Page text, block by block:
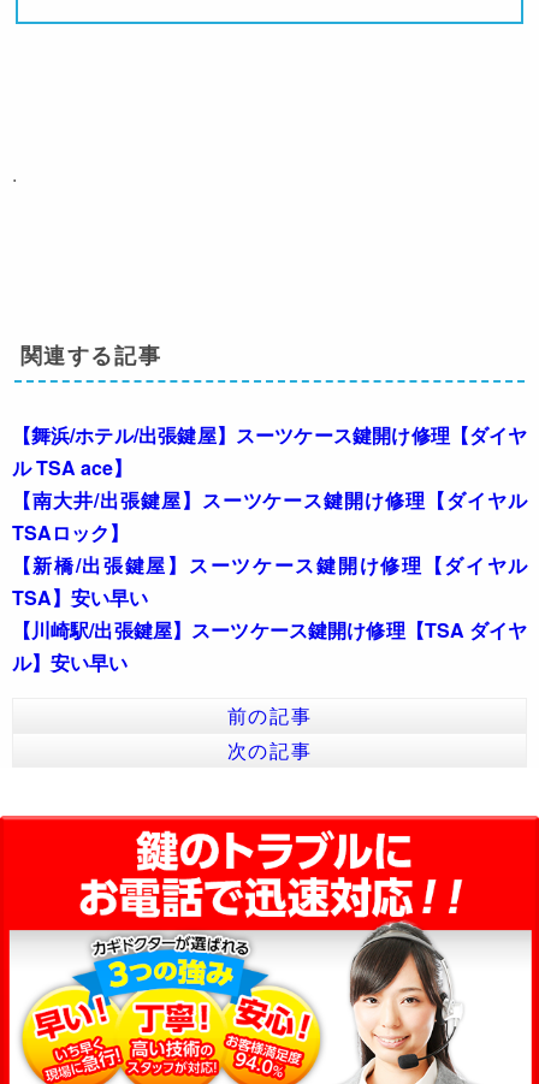
.
関連する記事
【舞浜/ホテル/出張鍵屋】スーツケース鍵開け修理【ダイヤ
ル TSA ace】
【南大井/出張鍵屋】スーツケース鍵開け修理【ダイヤル
TSAロック】
【新橋/出張鍵屋】スーツケース鍵開け修理【ダイヤル
TSA】安い早い
【川崎駅/出張鍵屋】スーツケース鍵開け修理【TSA ダイヤ
ル】安い早い
前の記事
次の記事